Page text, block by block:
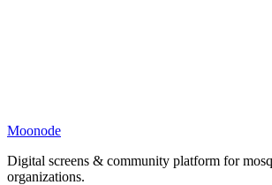
Moonode
Digital screens & community platform for
organizations.